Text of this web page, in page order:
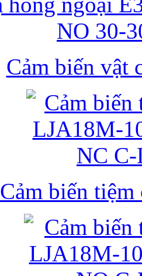
Cảm biến vật
Cảm biến